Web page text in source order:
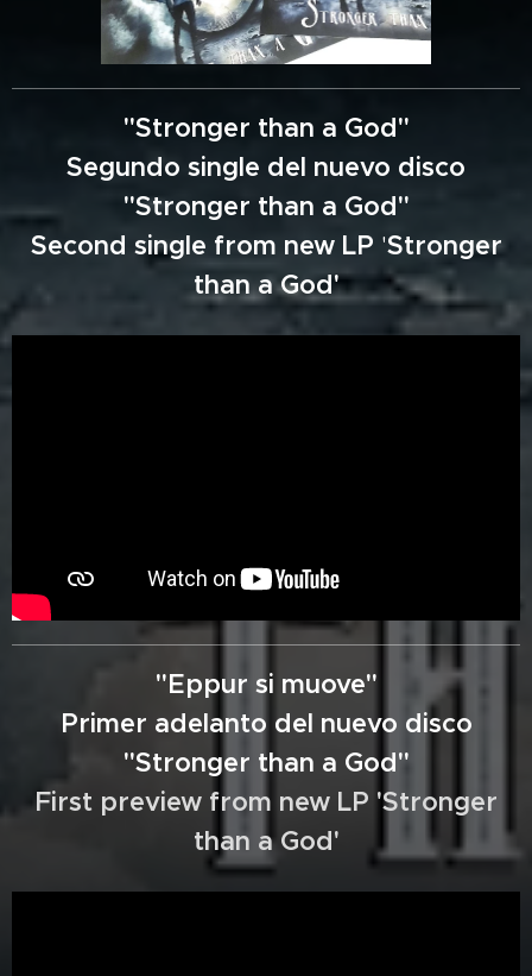
"Stronger than a God"
Segundo single del nuevo disco
"Stronger than a God"
Second single from new LP 'Stronger
than a God'
"Eppur si muove"
Primer adelanto del nuevo disco
"Stronger than a God"
First preview from new LP 'Stronger
than a God'